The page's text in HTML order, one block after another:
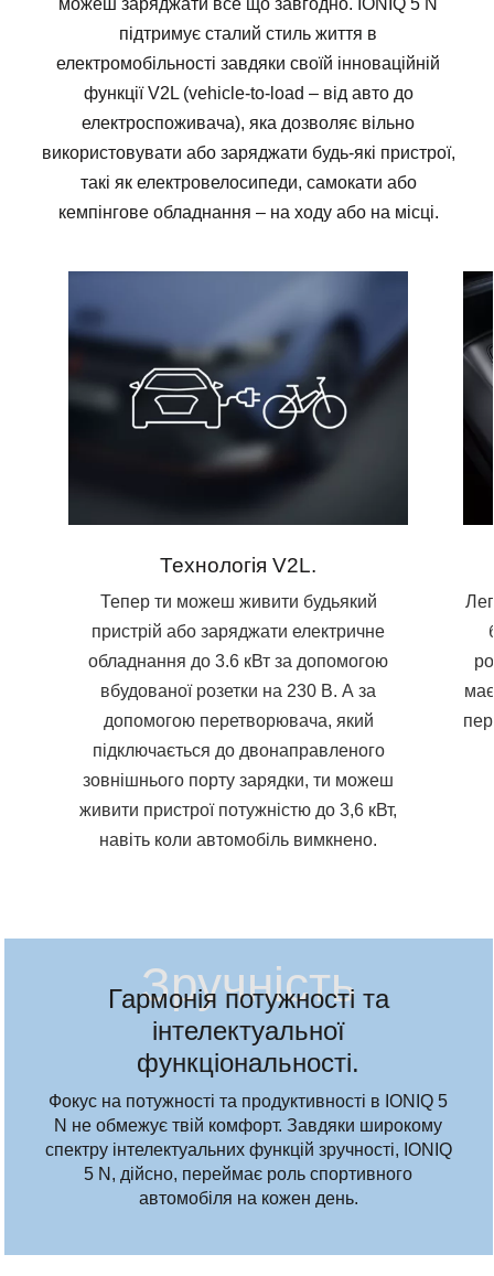
підтримує сталий стиль життя в
електромобільності завдяки своїй інноваційній
функції V2L (vehicle-to-load – від авто до
електроспоживача), яка дозволяє вільно
використовувати або заряджати будь-які пристрої,
такі як електровелосипеди, самокати або
кемпінгове обладнання – на ходу або на місці.
Технологія V2L.
Тепер ти можеш живити будьякий
пристрій або заряджати електричне
обладнання до 3.6 кВт за допомогою
вбудованої розетки на 230 В. А за
допомогою перетворювача, який
підключається до двонаправленого
зовнішнього порту зарядки, ти можеш
живити пристрої потужністю до 3,6 кВт,
навіть коли автомобіль вимкнено.
Зручність
Гармонія потужності та
інтелектуальної
функціональності.
Фокус на потужності та продуктивності в IONIQ 5
N не обмежує твій комфорт. Завдяки широкому
спектру інтелектуальних функцій зручності, IONIQ
5 N, дійсно, переймає роль спортивного
автомобіля на кожен день.